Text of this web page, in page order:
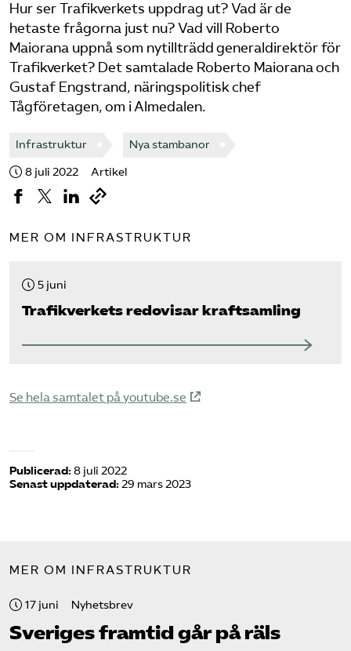
Hur ser Trafikverkets uppdrag ut? Vad är de
hetaste frågorna just nu? Vad vill Roberto
Maiorana uppnå som nytillträdd generaldirektör för
Trafikverket? Det samtalade Roberto Maiorana och
Gustaf Engstrand, näringspolitisk chef
Tågföretagen, om i Almedalen.
Infrastruktur Nya stambanor
8 juli 2022 Artikel
MER OM INFRASTRUKTUR
5 juni
Trafikverkets redovisar kraftsamling
Se hela samtalet på youtube.se
Publicerad: 8 juli 2022
Senast uppdaterad: 29 mars 2023
MER OM INFRASTRUKTUR
17 juni Nyhetsbrev
Sveriges framtid går på räls